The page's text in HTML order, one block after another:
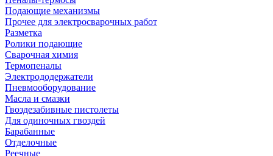
Подающие механизмы
Прочее для электросварочных работ
Разметка
Ролики подающие
Сварочная химия
Термопеналы
Электрододержатели
Пневмооборудование
Масла и смазки
Гвоздезабивные пистолеты
Для одиночных гвоздей
Барабанные
Отделочные
Реечные